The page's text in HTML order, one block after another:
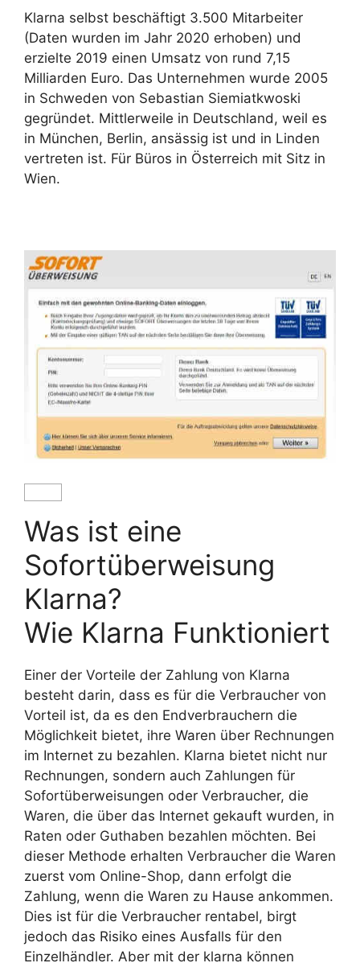
Klarna selbst beschäftigt 3.500 Mitarbeiter
(Daten wurden im Jahr 2020 erhoben) und
erzielte 2019 einen Umsatz von rund 7,15
Milliarden Euro. Das Unternehmen wurde 2005
in Schweden von Sebastian Siemiatkwoski
gegründet. Mittlerweile in Deutschland, weil es
in München, Berlin, ansässig ist und in Linden
vertreten ist. Für Büros in Österreich mit Sitz in
Wien.
Was ist eine
Sofortüberweisung
Klarna?
Wie Klarna Funktioniert
Einer der Vorteile der Zahlung von Klarna
besteht darin, dass es für die Verbraucher von
Vorteil ist, da es den Endverbrauchern die
Möglichkeit bietet, ihre Waren über Rechnungen
im Internet zu bezahlen. Klarna bietet nicht nur
Rechnungen, sondern auch Zahlungen für
Sofortüberweisungen oder Verbraucher, die
Waren, die über das Internet gekauft wurden, in
Raten oder Guthaben bezahlen möchten. Bei
dieser Methode erhalten Verbraucher die Waren
zuerst vom Online-Shop, dann erfolgt die
Zahlung, wenn die Waren zu Hause ankommen.
Dies ist für die Verbraucher rentabel, birgt
jedoch das Risiko eines Ausfalls für den
Einzelhändler. Aber mit der klarna können